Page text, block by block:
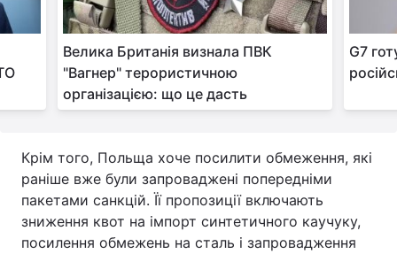
Велика Британія визнала ПВК
"Вагнер" терористичною
організацією: що це дасть
G7
Крім того, Польща хоче посилити обмеження, які
раніше вже були запроваджені попередніми
пакетами санкцій. Її пропозиції включають
зниження квот на імпорт синтетичного каучуку,
посилення обмежень на сталь і запровадження